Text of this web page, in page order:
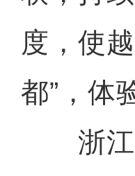
度，使
都”，体
浙江